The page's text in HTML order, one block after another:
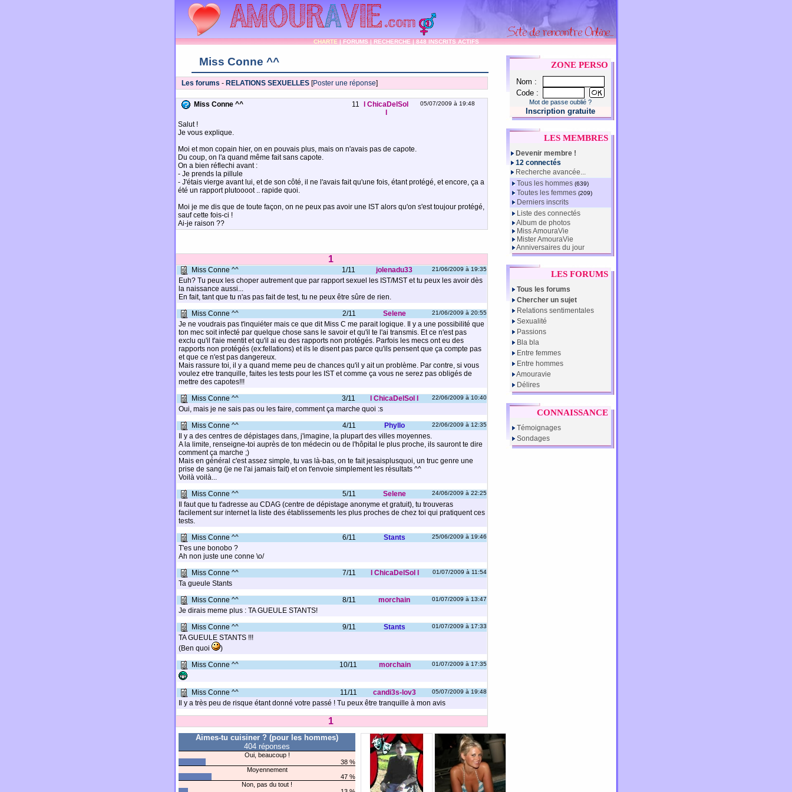
CHARTE|FORUMS|RECHERCHE|848 INSCRITS ACTIFS
Miss Conne ^^
Les forums - RELATIONS SEXUELLES [Poster une réponse]
Miss Conne ^^ 11
l ChicaDelSol
05/07/2009 à 19:48
Salut !
Je vous explique.
Moi et mon copain hier, on en pouvais plus, mais on n'avais pas de capote.
Du coup, on l'a quand même fait sans capote.
On a bien réflechi avant :
- Je prends la pillule
- J'étais vierge avant lui, et de son côté, il ne l'avais fait qu'une fois, étant protégé, et encore, ça a
été un rapport plutoooot .. rapide quoi.
Moi je me dis que de toute façon, on ne peux pas avoir une IST alors qu'on s'est toujour protégé,
sauf cette fois-ci !
Ai-je raison ??
1
Miss Conne ^^ 1/11 jolenadu33 21/06/2009 à 19:35
Euh? Tu peux les choper autrement que par rapport sexuel les IST/MST et tu peux les avoir dès
la naissance aussi...
En fait, tant que tu n'as pas fait de test, tu ne peux être sûre de rien.
Miss Conne ^^
2/11 Selene 21/06/2009 à 20:55
Je ne voudrais pas t'inquiéter mais ce que dit Miss C me parait logique. Il y a une possibilité que
ton mec soit infecté par quelque chose sans le savoir et qu'il te l'ai transmis. Et ce n'est pas
exclu qu'il t'aie mentit et qu'il ai eu des rapports non protégés. Parfois les mecs ont eu des
rapports non protégés (ex:fellations) et ils le disent pas parce qu'ils pensent que ça compte pas
et que ce n'est pas dangereux.
Mais rassure toi, il y a quand meme peu de chances qu'il y ait un problème. Par contre, si vous
voulez etre tranquille, faites les tests pour les IST et comme ça vous ne serez pas obligés de
mettre des capotes!!!
Miss Conne ^^
3/11 l ChicaDelSol l 22/06/2009 à 10:40
Oui, mais je ne sais pas ou les faire, comment ça marche quoi :s
Miss Conne ^^
4/11 Phyllo 22/06/2009 à 12:35
Il y a des centres de dépistages dans, j'imagine, la plupart des villes moyennes.
A la limite, renseigne-toi auprès de ton médecin ou de l'hôpital le plus proche, ils sauront te dire
comment ça marche ;)
Mais en général c'est assez simple, tu vas là-bas, on te fait jesaisplusquoi, un truc genre une
prise de sang (je ne l'ai jamais fait) et on t'envoie simplement les résultats ^^
Voilà voilà...
Miss Conne ^^
5/11 Selene 24/06/2009 à 22:25
Il faut que tu t'adresse au CDAG (centre de dépistage anonyme et gratuit), tu trouveras
facilement sur internet la liste des établissements les plus proches de chez toi qui pratiquent ces
tests.
Miss Conne ^^
6/11 Stants 25/06/2009 à 19:46
T'es une bonobo ?
Ah non juste une conne \o/
Miss Conne ^^
7/11 l ChicaDelSol l 01/07/2009 à 11:54
Ta gueule Stants
Miss Conne ^^
8/11 morchain 01/07/2009 à 13:47
Je dirais meme plus : TA GUEULE STANTS!
Miss Conne ^^
9/11 Stants 01/07/2009 à 17:33
TA GUEULE STANTS !!!
(Ben quoi
)
Miss Conne ^^
10/11 morchain 01/07/2009 à 17:35
Miss Conne ^^ 11/11 candi3s-lov3 05/07/2009 à 19:48
Il y a très peu de risque étant donné votre passé ! Tu peux être tranquille à mon avis
1
Aimes-tu cuisiner ? (pour les hommes)
404 réponses
Oui, beaucoup !
38 %
Moyennement
47 %
Non, pas du tout !
ZONE PERSO
Nom :
Code :
Mot de passe oublié ?
Inscription gratuite
LES MEMBRES
Devenir membre !
12 connectés
Recherche avancée...
Tous les hommes (639)
Toutes les femmes (209)
Derniers inscrits
Liste des connectés
Album de photos
Miss AmouraVie
Mister AmouraVie
Anniversaires du jour
LES FORUMS
Tous les forums
Chercher un sujet
Relations sentimentales
Sexualité
Passions
Bla bla
Entre femmes
Entre hommes
Amouravie
Délires
CONNAISSANCE
Témoignages
Sondages